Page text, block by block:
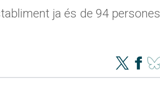
ja és de 94 persones